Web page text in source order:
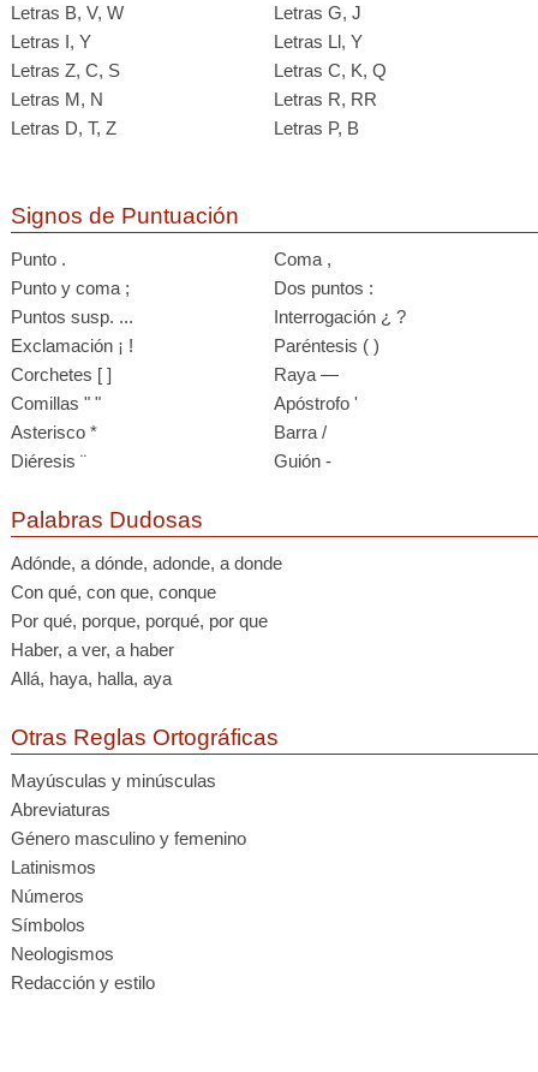
Letras B, V, W
Letras G, J
Letras I, Y
Letras Ll, Y
Letras Z, C, S
Letras C, K, Q
Letras M, N
Letras R, RR
Letras D, T, Z
Letras P, B
Signos de Puntuación
Punto .
Coma ,
Punto y coma ;
Dos puntos :
Puntos susp. ...
Interrogación ¿ ?
Exclamación ¡ !
Paréntesis ( )
Corchetes [ ]
Raya —
Comillas " "
Apóstrofo '
Asterisco *
Barra /
Diéresis ¨
Guión -
Palabras Dudosas
Adónde, a dónde, adonde, a donde
Con qué, con que, conque
Por qué, porque, porqué, por que
Haber, a ver, a haber
Allá, haya, halla, aya
Otras Reglas Ortográficas
Mayúsculas y minúsculas
Abreviaturas
Género masculino y femenino
Latinismos
Números
Símbolos
Neologismos
Redacción y estilo